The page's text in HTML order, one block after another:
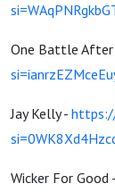
One Battle After
Jay Kelly -
Wicker For Good -